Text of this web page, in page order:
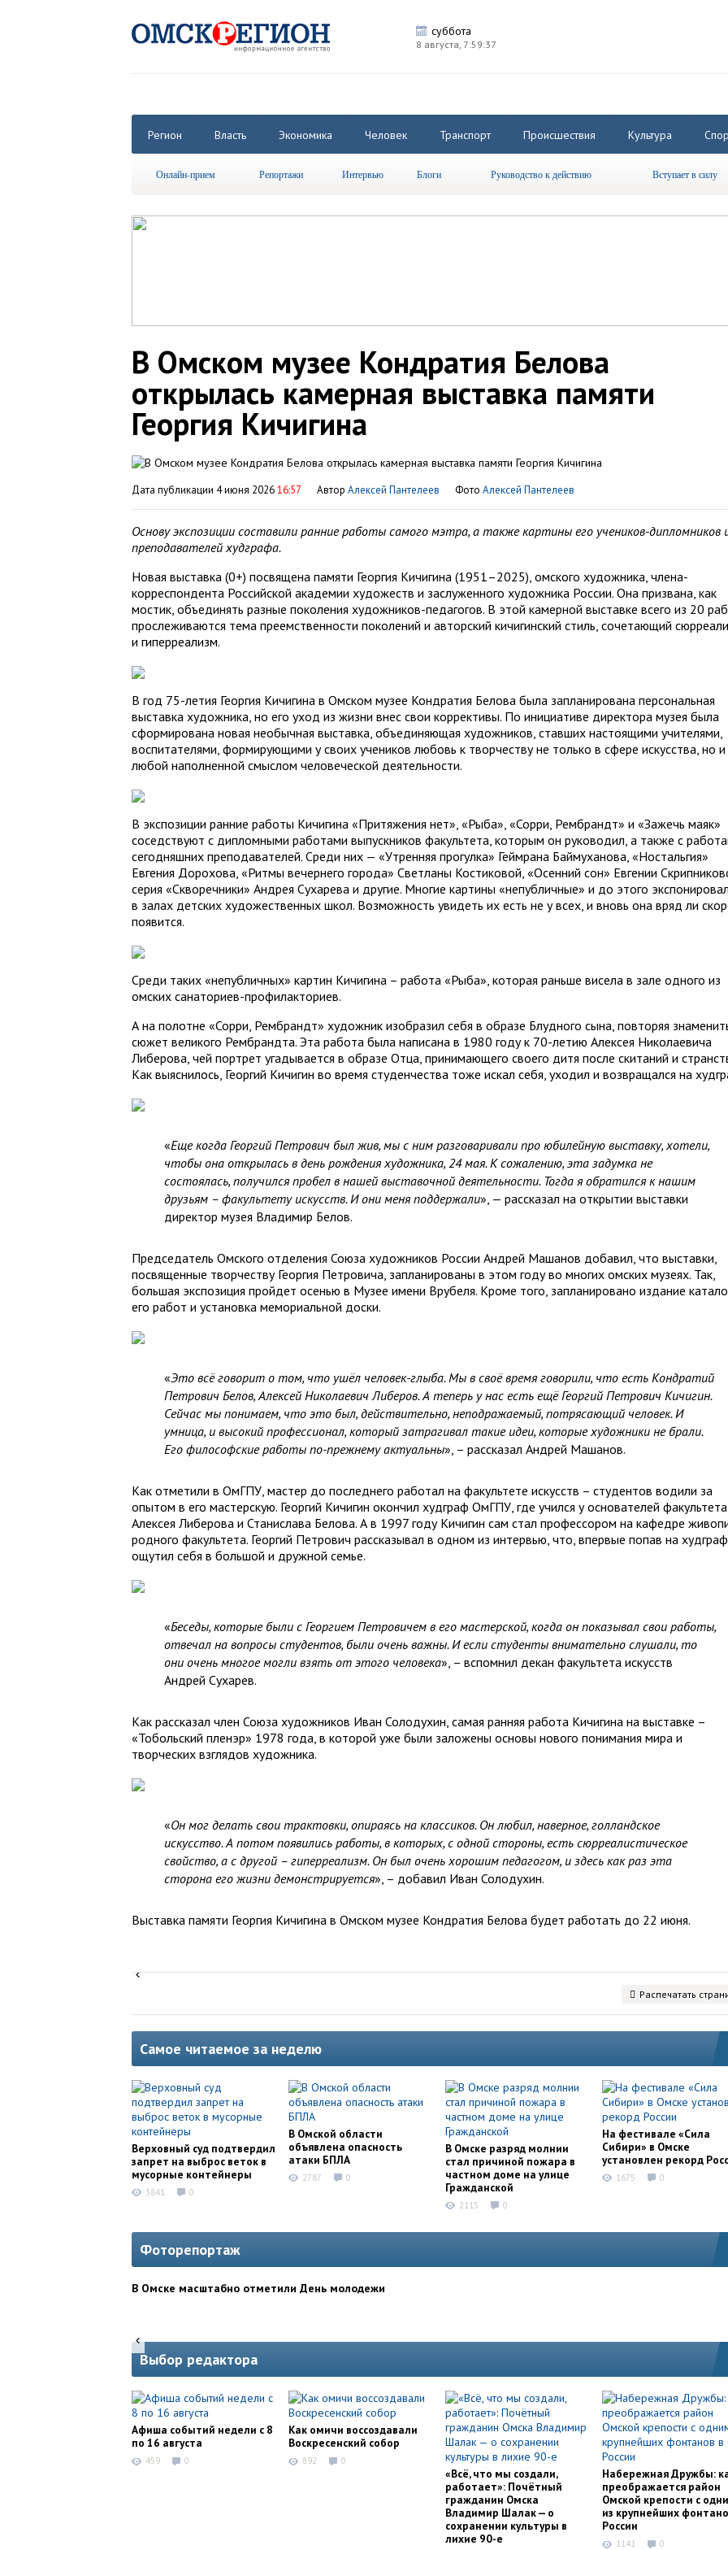
суббота
8 августа, 7:59:37
Регион Власть Экономика Человек Транспорт Происшествия Культура
Онлайн-прием Репортажи Интервью Блоги Руководство к действию Вступает в силу
В Омском музее Кондратия Белова
открылась камерная выставка памяти
Георгия Кичигина
Дата публикации 4 июня 202616:57 Автор Алексей Пантелеев Фото Алексей Пантелеев
Основу экспозиции составили ранние работы самого мэтра, а также картины его учеников-дипломников
преподавателей худграфа.
Новая выставка (0+) посвящена памяти Георгия Кичигина (1951–2025), омского художника, члена-
корреспондента Российской академии художеств и заслуженного художника России. Она призвана, как
мостик, объединять разные поколения художников-педагогов. В этой камерной выставке всего из 20
прослеживаются тема преемственности поколений и авторский кичигинский стиль, сочетающий
и гиперреализм.
В год 75-летия Георгия Кичигина в Омском музее Кондратия Белова была запланирована персональная
выставка художника, но его уход из жизни внес свои коррективы. По инициативе директора музея была
сформирована новая необычная выставка, объединяющая художников, ставших настоящими учителями,
воспитателями, формирующими у своих учеников любовь к творчеству не только в сфере искусства, но
любой наполненной смыслом человеческой деятельности.
В экспозиции ранние работы Кичигина «Притяжения нет», «Рыба», «Сорри, Рембрандт» и «Зажечь маяк»
соседствуют с дипломными работами выпускников факультета, которым он руководил, а также с
сегодняшних преподавателей. Среди них — «Утренняя прогулка» Геймрана Баймуханова, «Ностальгия»
Евгения Дорохова, «Ритмы вечернего города» Светланы Костиковой, «Осенний сон» Евгении
серия «Скворечники» Андрея Сухарева и другие. Многие картины «непубличные» и до этого
в залах детских художественных школ. Возможность увидеть их есть не у всех, и вновь она вряд ли
появится.
Среди таких «непубличных» картин Кичигина – работа «Рыба», которая раньше висела в зале одного из
омских санаториев-профилакториев.
А на полотне «Сорри, Рембрандт» художник изобразил себя в образе Блудного сына, повторяя
сюжет великого Рембрандта. Эта работа была написана в 1980 году к 70-летию Алексея Николаевича
Либерова, чей портрет угадывается в образе Отца, принимающего своего дитя после скитаний и
Как выяснилось, Георгий Кичигин во время студенчества тоже искал себя, уходил и возвращался на
«Еще когда Георгий Петрович был жив, мы с ним разговаривали про юбилейную выставку, хотели,
чтобы она открылась в день рождения художника, 24 мая. К сожалению, эта задумка не
состоялась, получился пробел в нашей выставочной деятельности. Тогда я обратился к нашим
друзьям – факультету искусств. И они меня поддержали», — рассказал на открытии выставки
директор музея Владимир Белов.
Председатель Омского отделения Союза художников России Андрей Машанов добавил, что выставки,
посвященные творчеству Георгия Петровича, запланированы в этом году во многих омских музеях. Так,
большая экспозиция пройдет осенью в Музее имени Врубеля. Кроме того, запланировано издание
его работ и установка мемориальной доски.
«Это всё говорит о том, что ушёл человек-глыба. Мы в своё время говорили, что есть Кондратий
Петрович Белов, Алексей Николаевич Либеров. А теперь у нас есть ещё Георгий Петрович Кичигин.
Сейчас мы понимаем, что это был, действительно, неподражаемый, потрясающий человек. И
умница, и высокий профессионал, который затрагивал такие идеи, которые художники не брали.
Его философские работы по-прежнему актуальны», – рассказал Андрей Машанов.
Как отметили в ОмГПУ, мастер до последнего работал на факультете искусств – студентов водили за
опытом в его мастерскую. Георгий Кичигин окончил худграф ОмГПУ, где учился у основателей факультета
Алексея Либерова и Станислава Белова. А в 1997 году Кичигин сам стал профессором на кафедре
родного факультета. Георгий Петрович рассказывал в одном из интервью, что, впервые попав на
ощутил себя в большой и дружной семье.
«Беседы, которые были с Георгием Петровичем в его мастерской, когда он показывал свои работы,
отвечал на вопросы студентов, были очень важны. И если студенты внимательно слушали, то
они очень многое могли взять от этого человека», – вспомнил декан факультета искусств
Андрей Сухарев.
Как рассказал член Союза художников Иван Солодухин, самая ранняя работа Кичигина на выставке –
«Тобольский пленэр» 1978 года, в которой уже были заложены основы нового понимания мира и
творческих взглядов художника.
«Он мог делать свои трактовки, опираясь на классиков. Он любил, наверное, голландское
искусство. А потом появились работы, в которых, с одной стороны, есть сюрреалистическое
свойство, а с другой – гиперреализм. Он был очень хорошим педагогом, и здесь как раз эта
сторона его жизни демонстрируется», – добавил Иван Солодухин.
Выставка памяти Георгия Кичигина в Омском музее Кондратия Белова будет работать до 22 июня.
Распечатать
Самое читаемое за неделю
Верховный суд подтвердил
запрет на выброс веток в
мусорные контейнеры
3841 0
В Омской области
объявлена опасность
атаки БПЛА
2787 0
В Омске разряд молнии
стал причиной пожара в
частном доме на улице
Гражданской
2115 0
На фестивале «Сила
Сибири» в Омске
установлен рекорд
1675 0
Фоторепортаж
В Омске масштабно отметили День молодежи
Выбор редактора
Афиша событий недели с 8
по 16 августа
459 0
Как омичи воссоздавали
Воскресенский собор
892 0
«Всё, что мы создали,
работает»: Почётный
гражданин Омска
Владимир Шалак — о
сохранении культуры в
лихие 90-е
Набережная Дружбы:
преображается район
Омской крепости с
из крупнейших
России
1141 0